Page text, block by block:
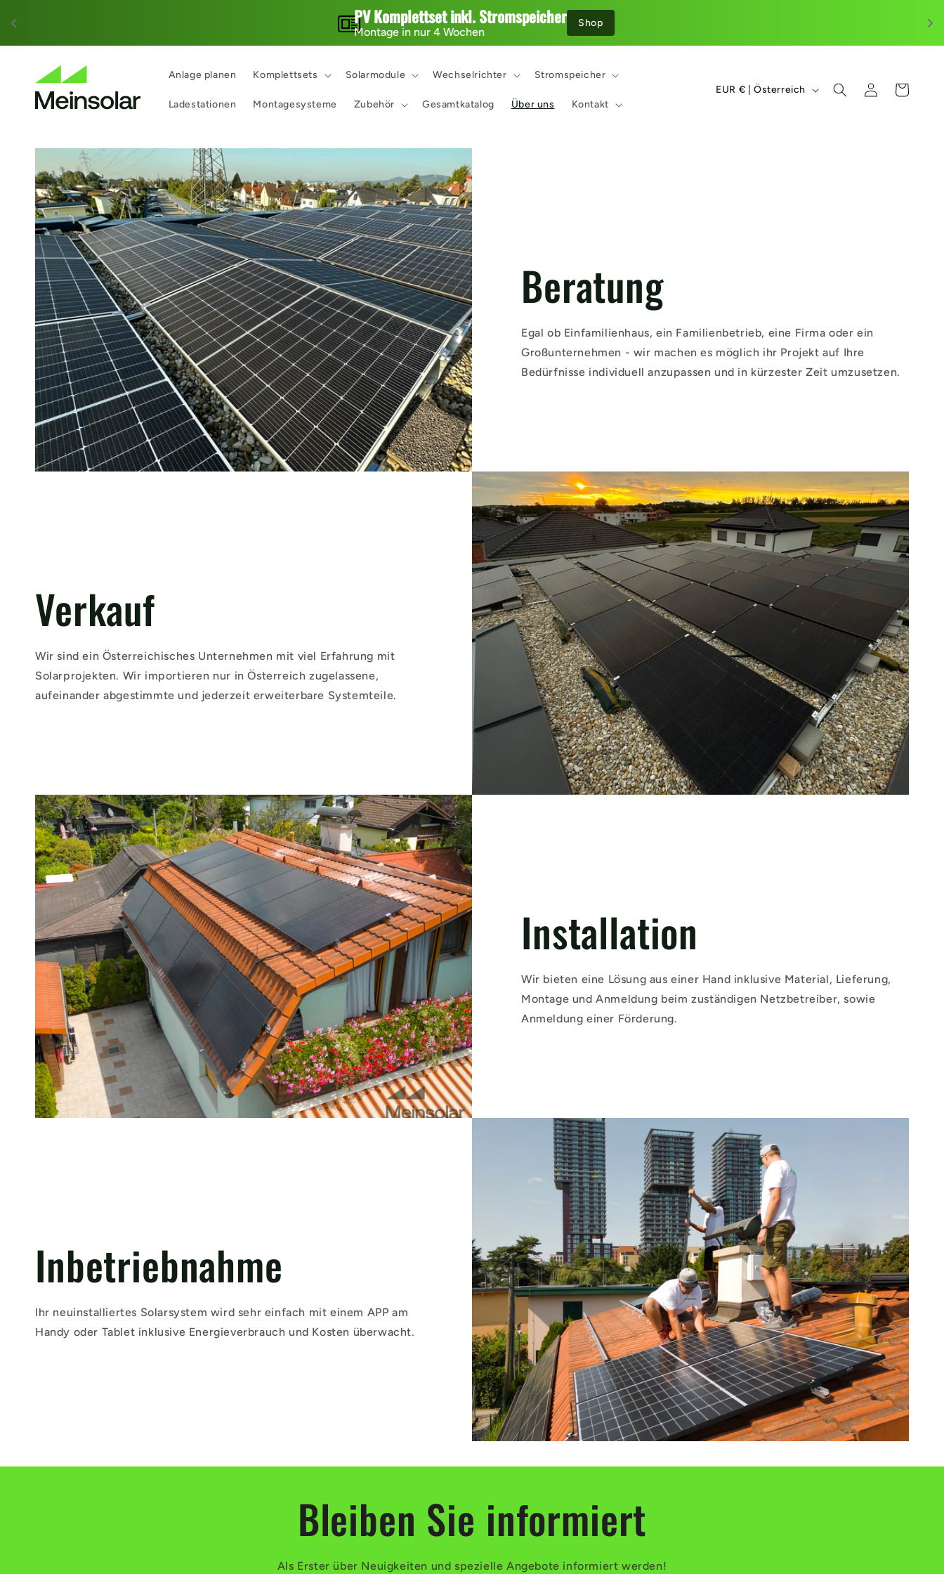
PV Komplettset inkl. Stromspeicher
Montage in nur 4 Wochen
Shop
Anlage planen Komplettsets Solarmodule Wechselrichter Stromspeicher
Ladestationen Montagesysteme Zubehör Gesamtkatalog Über uns Kontakt
L
o
n
EUR € | Österreich EinloggenWarenkorb
Beratung
Egal ob Einfamilienhaus, ein Familienbetrieb, eine Firma oder ein
Großunternehmen - wir machen es möglich ihr Projekt auf Ihre
Bedürfnisse individuell anzupassen und in kürzester Zeit umzusetzen.
Verkauf
Wir sind ein Österreichisches Unternehmen mit viel Erfahrung mit
Solarprojekten. Wir importieren nur in Österreich zugelassene,
aufeinander abgestimmte und jederzeit erweiterbare Systemteile.
Installation
Wir bieten eine Lösung aus einer Hand inklusive Material, Lieferung,
Montage und Anmeldung beim zuständigen Netzbetreiber, sowie
Anmeldung einer Förderung.
Inbetriebnahme
Ihr neuinstalliertes Solarsystem wird sehr einfach mit einem APP am
Handy oder Tablet inklusive Energieverbrauch und Kosten überwacht.
Bleiben Sie informiert
Als Erster über Neuigkeiten und spezielle Angebote informiert werden!